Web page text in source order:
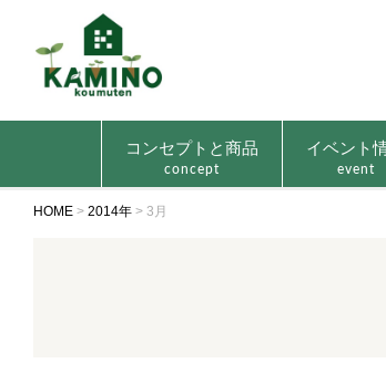
コンセプトと商品
concept
イベント
event
HOME > 2014年 > 3月